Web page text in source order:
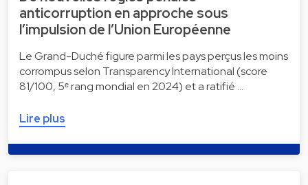
anticorruption en approche sous
l’impulsion de l’Union Européenne
Le Grand-Duché figure parmi les pays perçus les moins
corrompus selon Transparency International (score
81/100, 5ᵉ rang mondial en 2024) et a ratifié …
Lire plus